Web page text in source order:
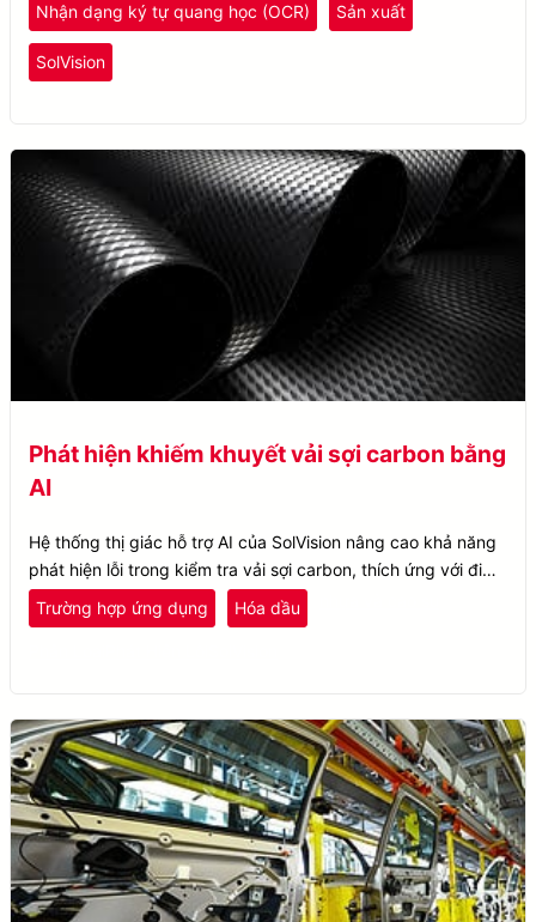
Nhận dạng ký tự quang học (OCR) Sản xuất
SolVision
Phát hiện khiếm khuyết vải sợi carbon bằng
AI
Hệ thống thị giác hỗ trợ AI của SolVision nâng cao khả năng
phát hiện lỗi trong kiểm tra vải sợi carbon, thích ứng với điều
kiện ánh sáng để cải thiện kiểm soát chất lượng.
Trường hợp ứng dụng Hóa dầu